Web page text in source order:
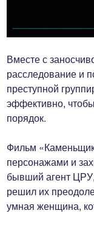
Вместе с
расследование и
преступной
эффективно,
порядок.
Фильм
персонажами и
бывший агент ЦРУ,
решил их
умная женщина,